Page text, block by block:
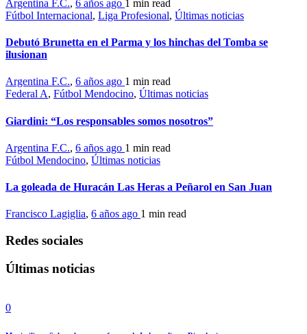
Argentina F.C., 6 años ago 1 min read
Fútbol Internacional, Liga Profesional, Últimas noticias
Debutó Brunetta en el Parma y los hinchas del Tomba se
ilusionan
Argentina F.C., 6 años ago 1 min read
Federal A, Fútbol Mendocino, Últimas noticias
Giardini: “Los responsables somos nosotros”
Argentina F.C., 6 años ago 1 min read
Fútbol Mendocino, Últimas noticias
La goleada de Huracán Las Heras a Peñarol en San Juan
Francisco Lagiglia, 6 años ago 1 min read
Redes sociales
Últimas noticias
0